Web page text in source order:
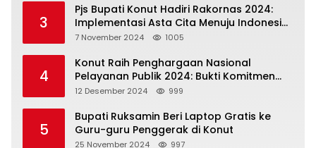
3
Pjs Bupati Konut Hadiri Rakornas 2024:
Implementasi Asta Cita Menuju Indonesia
Emas
7 November 2024 1005
4
Konut Raih Penghargaan Nasional
Pelayanan Publik 2024: Bukti Komitmen
Menuju Pelayanan Prima
12 Desember 2024 999
5
Bupati Ruksamin Beri Laptop Gratis ke
Guru-guru Penggerak di Konut
25 November 2024 997